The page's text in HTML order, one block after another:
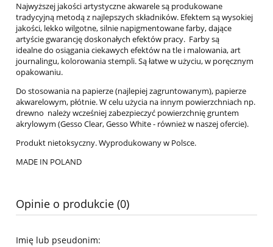
Najwyższej jakości artystyczne akwarele są produkowane
tradycyjną metodą z najlepszych składników. Efektem są wysokiej
jakości, lekko wilgotne, silnie napigmentowane farby, dające
artyście gwarancję doskonałych efektów pracy. Farby są
idealne do osiągania ciekawych efektów na tle i malowania, art
journalingu, kolorowania stempli. Są łatwe w użyciu, w poręcznym
opakowaniu.
Do stosowania na papierze (najlepiej zagruntowanym), papierze
akwarelowym, płótnie. W celu użycia na innym powierzchniach np.
drewno należy wcześniej zabezpieczyć powierzchnię gruntem
akrylowym (Gesso Clear, Gesso White - również w naszej ofercie).
Produkt nietoksyczny. Wyprodukowany w Polsce.
MADE IN POLAND
Opinie o produkcie (0)
Imię lub pseudonim: